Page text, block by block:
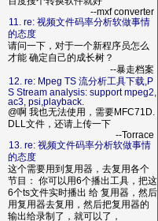
--mxf converter
11. re: 视频文件码率分析软做事情
的态度
请问一下，对于一个新程序员怎么
才能 确定自己的成长树？
--暴走档案
12. re: Mpeg TS 流分析工具下载,P
S Stream analysis: support mpeg2,
ac3, psi,playback.
@啊 我也无法使用，需要MFC71D.
DLL文件，还请上传一下
--Torrace
13. re: 视频文件码率分析软做事情
的态度
这个需要用到复用器，去复用各个
节目： 你可以用6个播出工具，把这
6个ts文件实时播出 给 复用器，然后
用复用器去复用，然后把复用器的
输出给录制了，就可以了，